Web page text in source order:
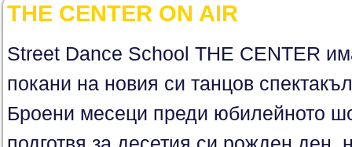
ТHE CENTER ON AIR
Street Dance School THE CENTER
покани на новия си танцов
Броени месеци преди юбилейното